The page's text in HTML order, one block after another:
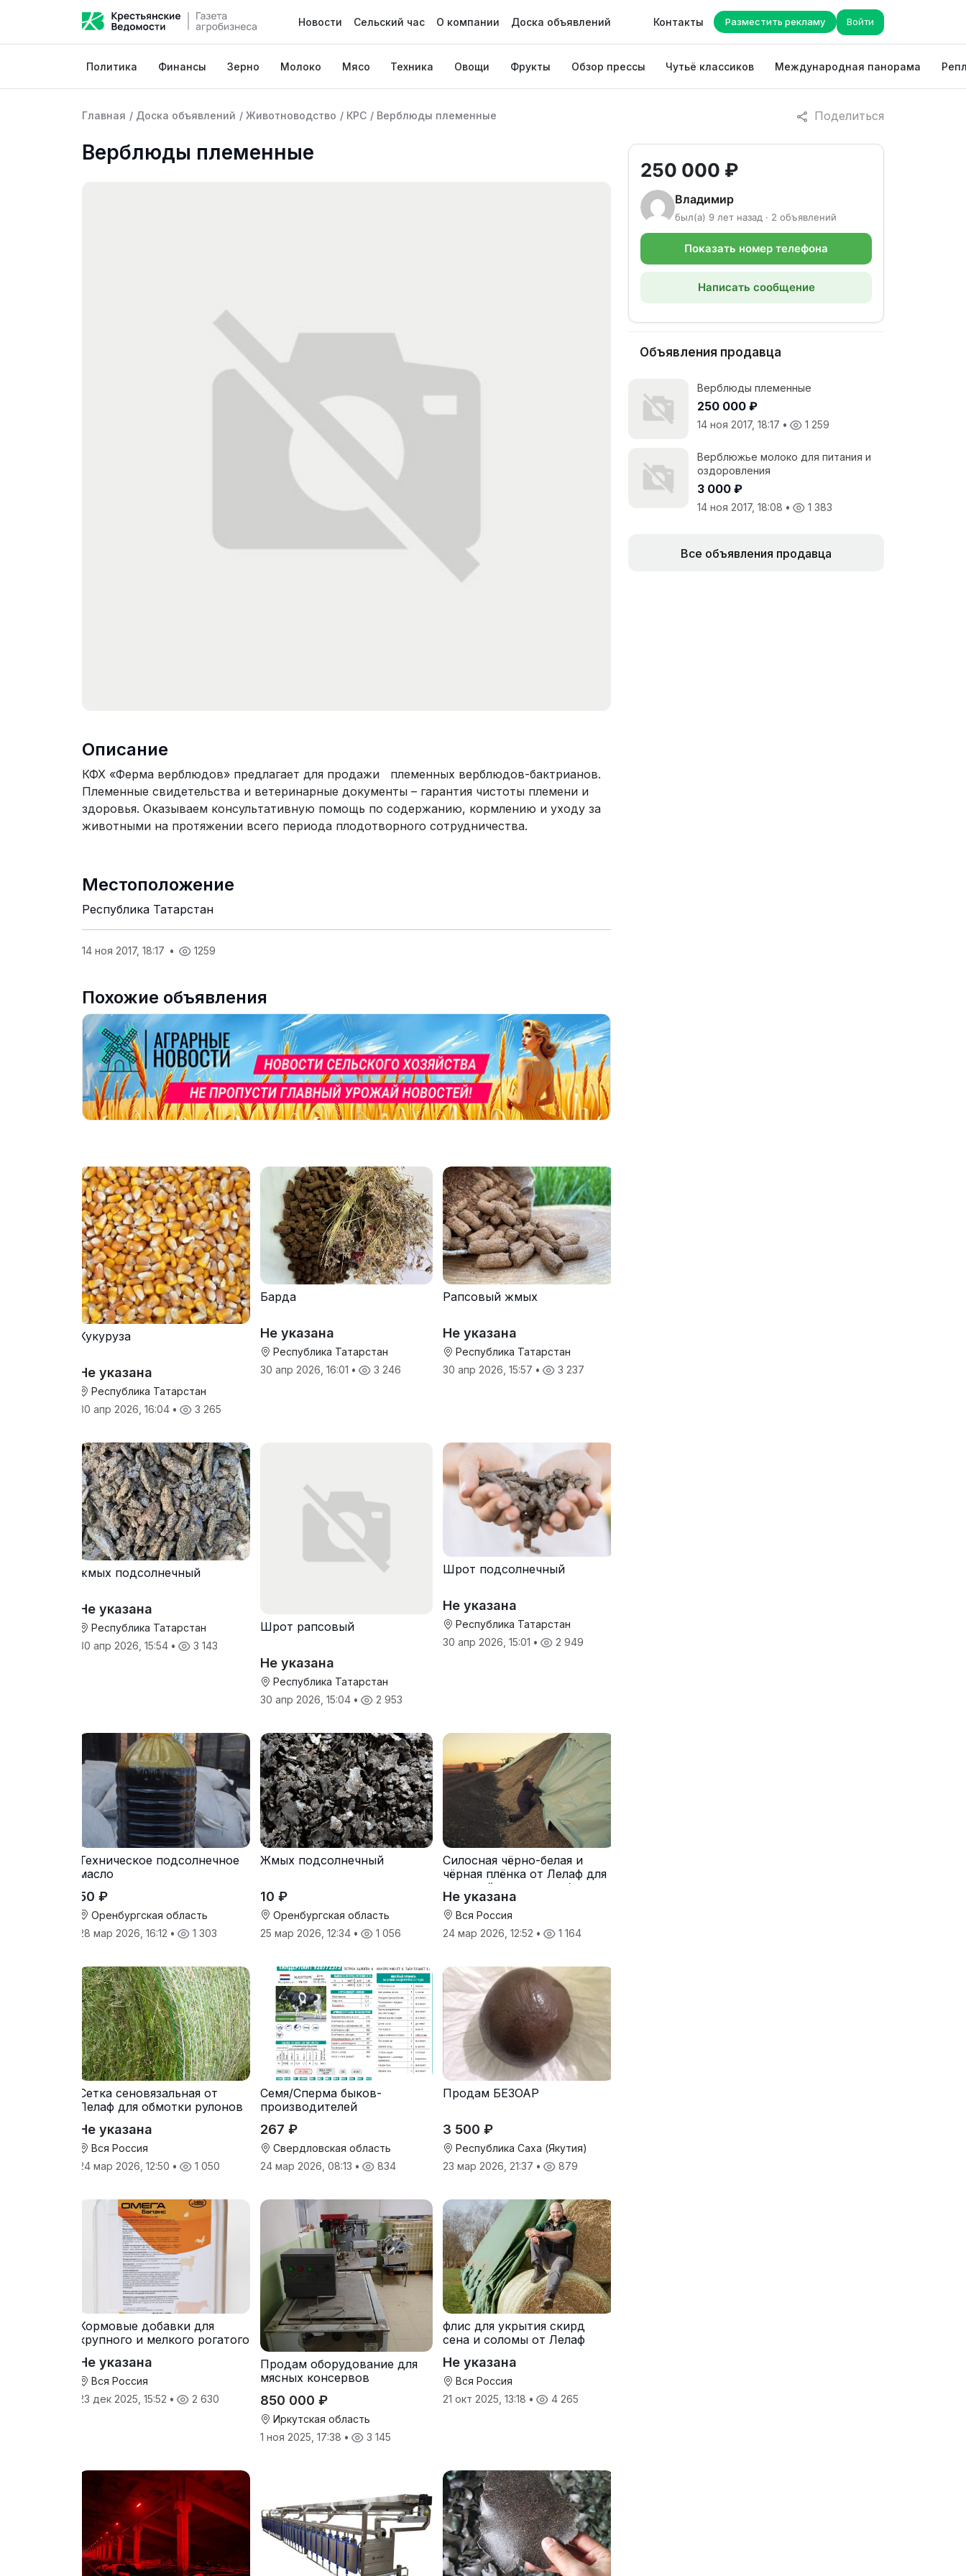
Новости Сельский час О компании Доска объявлений Контакты Разместить рекламу Войти
Политика Финансы Зерно Молоко Мясо Техника Овощи Фрукты Обзор прессы Чутьё классиков Международная панорама
Поделиться
Главная / Доска объявлений / Животноводство / КРС / Верблюды племенные
Верблюды племенные
Описание
КФХ «Ферма верблюдов» предлагает для продажи племенных верблюдов-бактрианов.
Племенные свидетельства и ветеринарные документы – гарантия чистоты племени и
здоровья. Оказываем консультативную помощь по содержанию, кормлению и уходу за
животными на протяжении всего периода плодотворного сотрудничества.
Местоположение
Республика Татарстан
14 ноя 2017, 18:17 • 1259
Похожие объявления
Кукуруза
Не указана
Республика Татарстан
30 апр 2026, 16:04 • 3 265
Барда
Не указана
Республика Татарстан
30 апр 2026, 16:01 • 3 246
Рапсовый жмых
Не указана
Республика Татарстан
30 апр 2026, 15:57 • 3 237
жмых подсолнечный
Не указана
Республика Татарстан
30 апр 2026, 15:54 • 3 143
Шрот рапсовый
Не указана
Республика Татарстан
30 апр 2026, 15:04 • 2 953
Шрот подсолнечный
Не указана
Республика Татарстан
30 апр 2026, 15:01 • 2 949
Техническое подсолнечное
масло
50 ₽
Оренбургская область
28 мар 2026, 16:12 • 1 303
Жмых подсолнечный
10 ₽
Оренбургская область
25 мар 2026, 12:34 • 1 056
Силосная чёрно-белая и
чёрная плёнка от Лелаф для
траншей и ям силоса/сенажа
Не указана
Вся Россия
24 мар 2026, 12:52 • 1 164
Сетка сеновязальная от
Лелаф для обмотки рулонов
Не указана
Вся Россия
24 мар 2026, 12:50 • 1 050
Семя/Сперма быков-
производителей
267 ₽
Свердловская область
24 мар 2026, 08:13 • 834
Продам БЕЗОАР
3 500 ₽
Республика Саха (Якутия)
23 мар 2026, 21:37 • 879
Кормовые добавки для
крупного и мелкого рогатого
Не указана
Вся Россия
23 дек 2025, 15:52 • 2 630
Продам оборудование для
мясных консервов
850 000 ₽
Иркутская область
1 ноя 2025, 17:38 • 3 145
флис для укрытия скирд
сена и соломы от Лелаф
Не указана
Вся Россия
21 окт 2025, 13:18 • 4 265
250 000 ₽
Владимир
был(а) 9 лет назад · 2 объявлений
Показать номер телефона
Написать сообщение
Объявления продавца
Верблюды племенные
250 000 ₽
14 ноя 2017, 18:17 • 1 259
Верблюжье молоко для питания и
оздоровления
3 000 ₽
14 ноя 2017, 18:08 • 1 383
Все объявления продавца